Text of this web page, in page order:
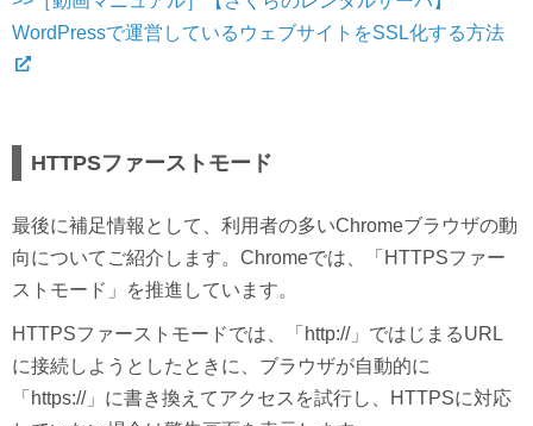
WordPressで運営しているウェブサイトをSSL化する方法
HTTPSファーストモード
最後に補足情報として、利用者の多いChromeブラウザの動
向についてご紹介します。Chromeでは、「HTTPSファー
ストモード」を推進しています。
HTTPSファーストモードでは、「http://」ではじまるURL
に接続しようとしたときに、ブラウザが自動的に
「https://」に書き換えてアクセスを試行し、HTTPSに対応